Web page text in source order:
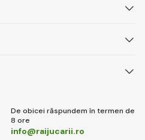
De obicei răspundem în termen de
8 ore
info@raijucarii.ro